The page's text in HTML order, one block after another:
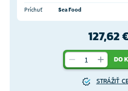
Príchuť
Sea Food
127,62
DO
STRÁŽIŤ